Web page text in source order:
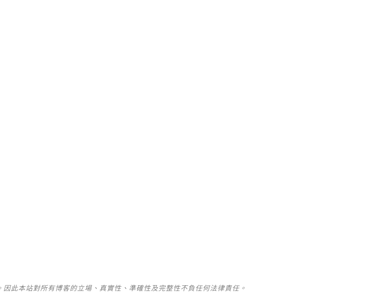
此本站對所有博客的立場、真實性、準確性及完整性不負任何法律責任。